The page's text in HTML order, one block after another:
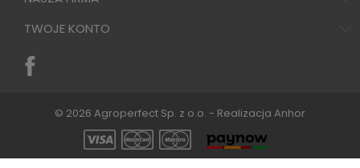
TWOJE KONTO
© 2026 Agroperfect Sp. z o.o. - Realizacja Anhor